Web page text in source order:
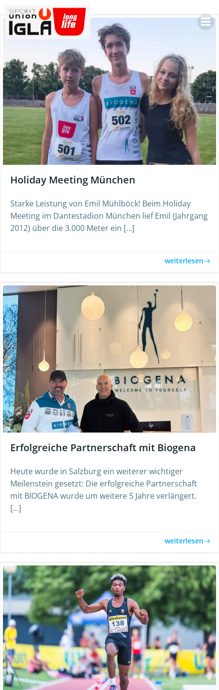
to
content
Holiday Meeting München
Starke Leistung von Emil Mühlböck! Beim Holiday
Meeting im Dantestadion München lief Emil (Jahrgang
2012) über die 3.000 Meter ein […]
weiterlesen
Erfolgreiche Partnerschaft mit Biogena
Heute wurde in Salzburg ein weiterer wichtiger
Meilenstein gesetzt: Die erfolgreiche Partnerschaft
mit BIOGENA wurde um weitere 5 Jahre verlängert.
[…]
weiterlesen